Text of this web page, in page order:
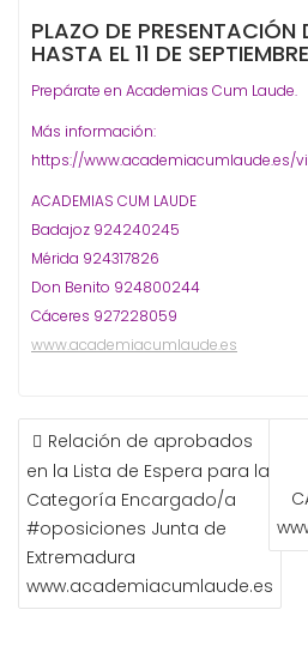
PLAZO DE PRESENTACIÓN
HASTA EL 11 DE SEPTIEMBRE
Prepárate en Academias Cum Laude.
Más información:
https://www.academiacumlaude.es/
ACADEMIAS CUM LAUDE
Badajoz 924240245
Mérida 924317826
Don Benito 924800244
Cáceres 927228059
www.academiacumlaude.es
NAVEGACIÓN
DE
ENTRADAS
Relación de aprobados
en la Lista de Espera para la
Categoría Encargado/a
#oposiciones Junta de
Extremadura
www.academiacumlaude.es